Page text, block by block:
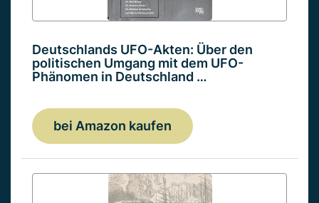
Deutschlands UFO-Akten: Über den
politischen Umgang mit dem UFO-
Phänomen in Deutschland …
bei Amazon kaufen